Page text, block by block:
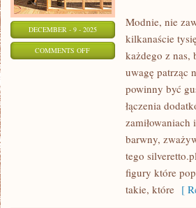
DECEMBER - 9 - 2025
COMMENTS OFFON
WYGODNIE.
CODZIENNIE
PRZEKONUJE
Modnie, nie
kilkanaście
każdego z nas,
uwagę patrząc
powinny być
łączenia
barwny,
tego
figury które
takie, które [